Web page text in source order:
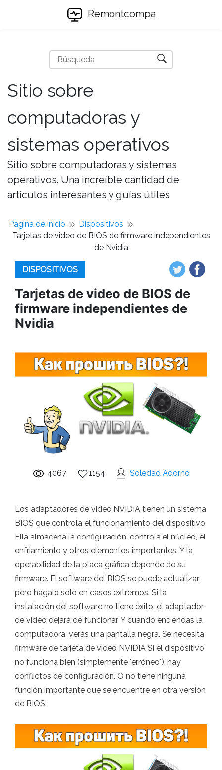
Remontcompa
Sitio sobre
computadoras y
sistemas operativos
Sitio sobre computadoras y sistemas
operativos. Una increíble cantidad de
artículos interesantes y guías útiles
Pagina de inicio
Dispositivos
Tarjetas de video de BIOS de firmware independientes
de Nvidia
DISPOSITIVOS
Tarjetas de video de BIOS de
firmware independientes de
Nvidia
4067 1154 Soledad Adorno
Los adaptadores de video NVIDIA tienen un sistema
BIOS que controla el funcionamiento del dispositivo.
Ella almacena la configuración, controla el núcleo, el
enfriamiento y otros elementos importantes. Y la
operabilidad de la placa gráfica depende de su
firmware. El software del BIOS se puede actualizar,
pero hágalo solo en casos extremos. Si la
instalación del software no tiene éxito, el adaptador
de video dejará de funcionar. Y cuando enciendas la
computadora, verás una pantalla negra. Se necesita
firmware de tarjeta de video NVIDIA Si el dispositivo
no funciona bien (simplemente "erróneo"), hay
conflictos de configuración. O no tiene ninguna
función importante que se encuentre en otra versión
de BIOS.